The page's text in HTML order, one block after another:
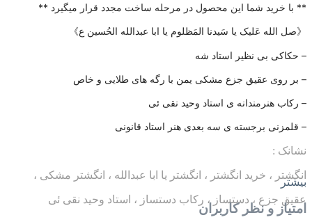
** با خرید شما این محصول در مرحله ساخت مجدد قرار میگیرد **
《صل الله عَلیک یا سَیدنا المَظلوم یا ابا عبدالله الحُسین ع》
– حکاکی بی نظیر استاد شه
– بر روی عقیق جزع مشکی یمن با رگه های طلایی و خاص
– رکاب هنرمندانه ی استاد وحید نقی ئی
– قلمزنی برجسته ی سه بعدی هنر استاد قانونی
نشانک :
انگشتر ، خرید انگشتر ، انگشتر یا ابا عبدالله ، انگشتر مشکی ،
عقیق جزع ، دستساز ، رکاب دستساز ، استاد وحید نقی ئی
بیشتر
امتیاز و نظر کاربران